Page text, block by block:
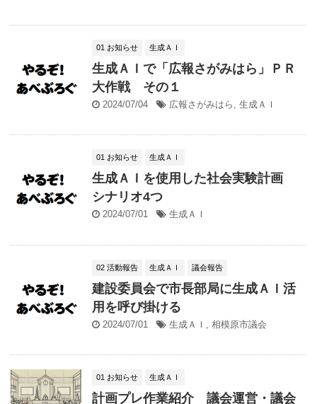
01 お知らせ 生成ＡＩ
生成ＡＩで「広報さがみはら」ＰＲ
大作戦 その１
2024/07/04 広報さがみはら 生成ＡＩ
01 お知らせ 生成ＡＩ
生成ＡＩを使用した社会実験計画
シナリオ4つ
2024/07/01 生成ＡＩ
02 活動報告 生成ＡＩ 議会報告
建設委員会で市長部局に生成ＡＩ活
用を呼び掛ける
2024/07/01 生成ＡＩ 相模原市議会
01 お知らせ 生成ＡＩ
計画プレ作業紹介 議会運営・議会